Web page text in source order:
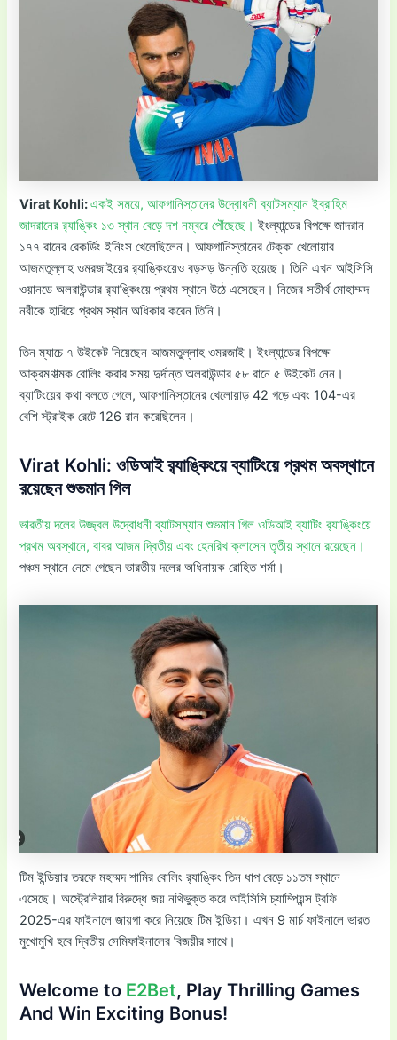
Virat Kohli:একই সময়ে, আফগানিস্তানের উদ্বোধনী ব্যাটসম্যান ইব্রাহিম
জাদরানের র‌্যাঙ্কিং ১৩ স্থান বেড়ে দশ নম্বরে পৌঁছেছে।ইংল্যান্ডের বিপক্ষে জাদরান
১৭৭ রানের রেকর্ডিং ইনিংস খেলেছিলেন। আফগানিস্তানের টেক্কা খেলোয়ার
আজমতুল্লাহ ওমরজাইয়ের র‌্যাঙ্কিংয়েও বড়সড় উন্নতি হয়েছে। তিনি এখন আইসিসি
ওয়ানডে অলরাউন্ডার র‌্যাঙ্কিংয়ে প্রথম স্থানে উঠে এসেছেন। নিজের সতীর্থ মোহাম্মদ
নবীকে হারিয়ে প্রথম স্থান অধিকার করেন তিনি।
তিন ম্যাচে ৭ উইকেট নিয়েছেন আজমতুল্লাহ ওমরজাই। ইংল্যান্ডের বিপক্ষে
আক্রমণাত্মক বোলিং করার সময় দুর্দান্ত অলরাউন্ডার ৫৮ রানে ৫ উইকেট নেন।
ব্যাটিংয়ের কথা বলতে গেলে, আফগানিস্তানের খেলোয়াড় 42 গড়ে এবং 104-এর
বেশি স্ট্রাইক রেটে 126 রান করেছিলেন।
Virat Kohli: ওডিআই র‌্যাঙ্কিংয়ে ব্যাটিংয়ে প্রথম অবস্থানে
রয়েছেন শুভমান গিল
ভারতীয় দলের উজ্জ্বল উদ্বোধনী ব্যাটসম্যান শুভমান গিল ওডিআই ব্যাটিং র‌্যাঙ্কিংয়ে
প্রথম অবস্থানে, বাবর আজম দ্বিতীয় এবং হেনরিখ ক্লাসেন তৃতীয় স্থানে রয়েছেন।
পঞ্চম স্থানে নেমে গেছেন ভারতীয় দলের অধিনায়ক রোহিত শর্মা।
টিম ইন্ডিয়ার তরফে মহম্মদ শামির বোলিং র‌্যাঙ্কিং তিন ধাপ বেড়ে ১১তম স্থানে
এসেছে। অস্ট্রেলিয়ার বিরুদ্ধে জয় নথিভুক্ত করে আইসিসি চ্যাম্পিয়ন্স ট্রফি
2025-এর ফাইনালে জায়গা করে নিয়েছে টিম ইন্ডিয়া। এখন 9 মার্চ ফাইনালে ভারত
মুখোমুখি হবে দ্বিতীয় সেমিফাইনালের বিজয়ীর সাথে।
Welcome to E2Bet, Play Thrilling Games
And Win Exciting Bonus!